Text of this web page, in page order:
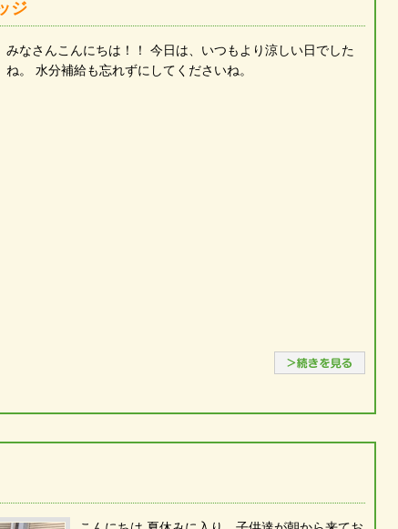
ジ
みなさんこんにちは！！ 今日は、いつもより涼しい日でした
ね。 水分補給も忘れずにしてくださいね。